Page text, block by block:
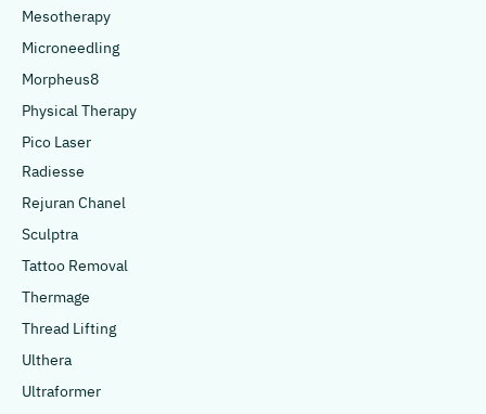
Mesotherapy
Microneedling
Morpheus8
Physical Therapy
Pico Laser
Radiesse
Rejuran Chanel
Sculptra
Tattoo Removal
Thermage
Thread Lifting
Ulthera
Ultraformer